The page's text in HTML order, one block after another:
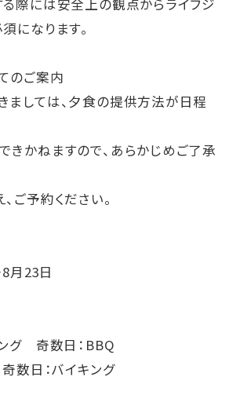
際には安全上の観点からライフジ
になります。
のご案内
ましては、夕食の提供方法が日程
かねますので、あらかじめご了承
ご予約ください。
月23日
グ 奇数日：BBQ
数日：バイキング